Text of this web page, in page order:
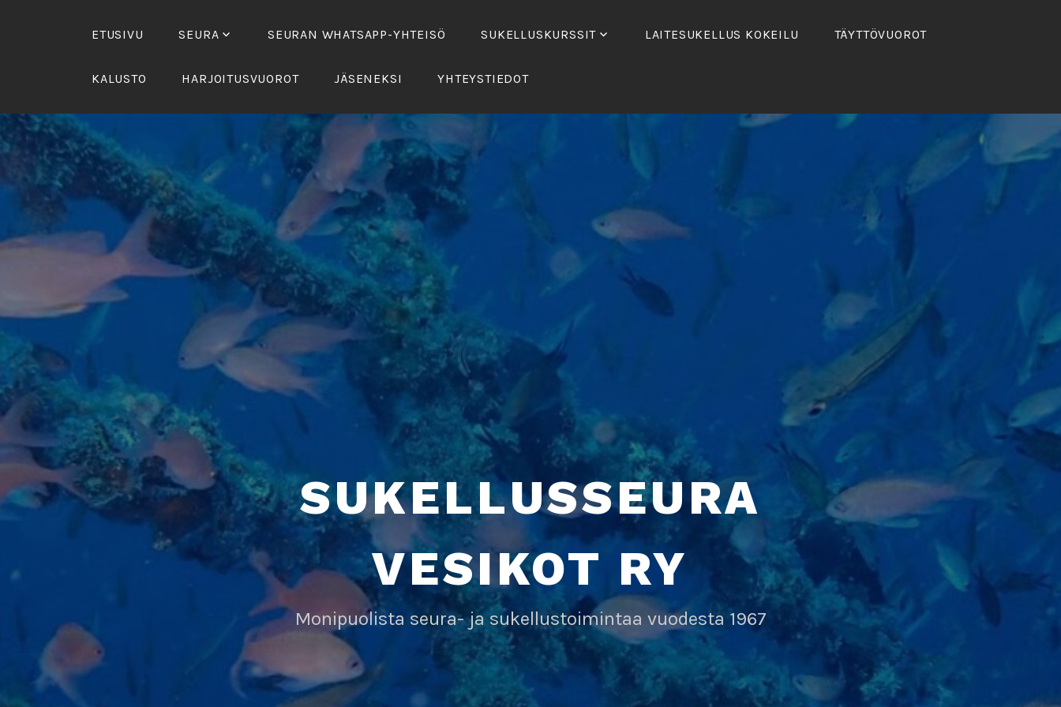
ETUSIVU SEURA SEURAN WHATSAPP-YHTEISÖ SUKELLUSKURSSIT LAITESUKELLUS KOKEILU TÄYTTÖVUOROT
KALUSTO HARJOITUSVUOROT JÄSENEKSI YHTEYSTIEDOT
SUKELLUSSEURA
VESIKOT RY
Monipuolista seura- ja sukellustoimintaa vuodesta 1967